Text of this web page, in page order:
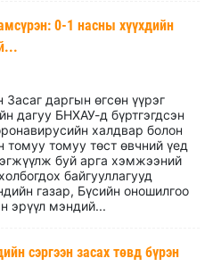
0-1 насны хүүхдийн
Засаг даргын өгсөн үүрэг
дагуу БНХАУ-д бүртгэгдсэн
халдвар болон
томуу томуу төст өвчний үед
буй арга хэмжээний
байгууллагууд
газар, Бүсийн оношилгоо
эрүүл мэндий...
сэргээн засах төвд бүрэн